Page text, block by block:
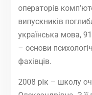
операторів
випускників
українська мова,
– основи
фахівців.
2008 рік – школу